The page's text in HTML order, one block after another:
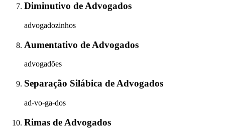
Diminutivo deAdvogados
advogadozinhos
Aumentativo de Advogados
advogadões
Separação Silábica de Advogados
ad-vo-ga-dos
Rimas de Advogados